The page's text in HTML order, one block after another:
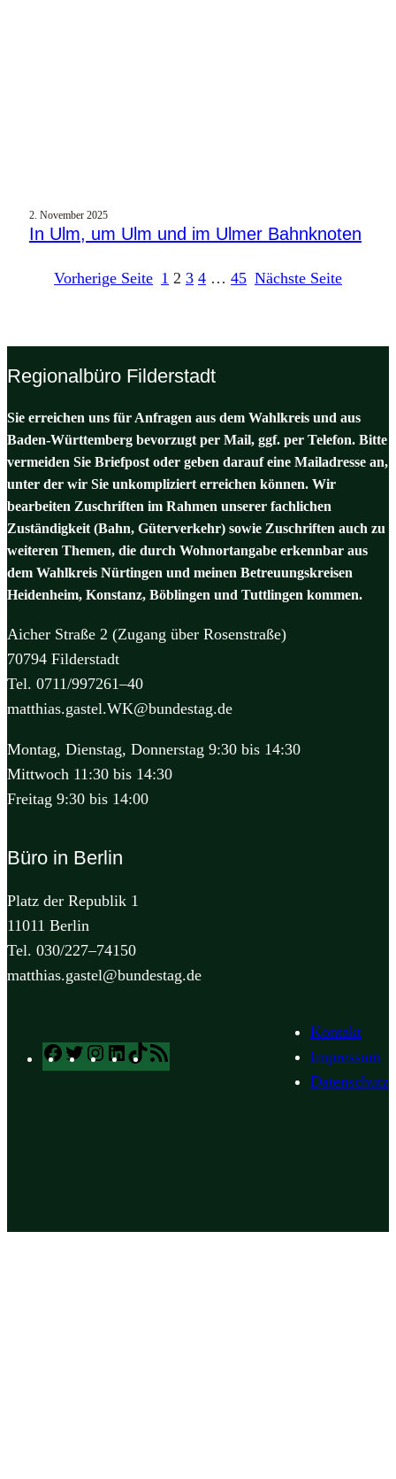
2. November 2025
In Ulm, um Ulm und im Ulmer Bahnknoten
Vorherige Seite 1 2 3 4 … 45 Nächste Seite
Regionalbüro Filderstadt
Sie erreichen uns für Anfragen aus dem Wahlkreis und aus
Baden-Württemberg bevorzugt per Mail, ggf. per Telefon. Bitte
vermeiden Sie Briefpost oder geben darauf eine Mailadresse an,
unter der wir Sie unkompliziert erreichen können. Wir
bearbeiten Zuschriften im Rahmen unserer fachlichen
Zuständigkeit (Bahn, Güterverkehr) sowie Zuschriften auch zu
weiteren Themen, die durch Wohnortangabe erkennbar aus
dem Wahlkreis Nürtingen und meinen Betreuungskreisen
Heidenheim, Konstanz, Böblingen und Tuttlingen kommen.
Aicher Straße 2 (Zugang über Rosenstraße)
70794 Filderstadt
Tel. 0711/997261–40
matthias.gastel.WK@bundestag.de
Montag, Dienstag, Donnerstag 9:30 bis 14:30
Mittwoch 11:30 bis 14:30
Freitag 9:30 bis 14:00
Büro in Berlin
Platz der Republik 1
11011 Berlin
Tel. 030/227–74150
matthias.gastel@bundestag.de
Facebook
TwitterInstagram
LinkedIn
TikTok
Kontakt
Impressum
Datenschutz